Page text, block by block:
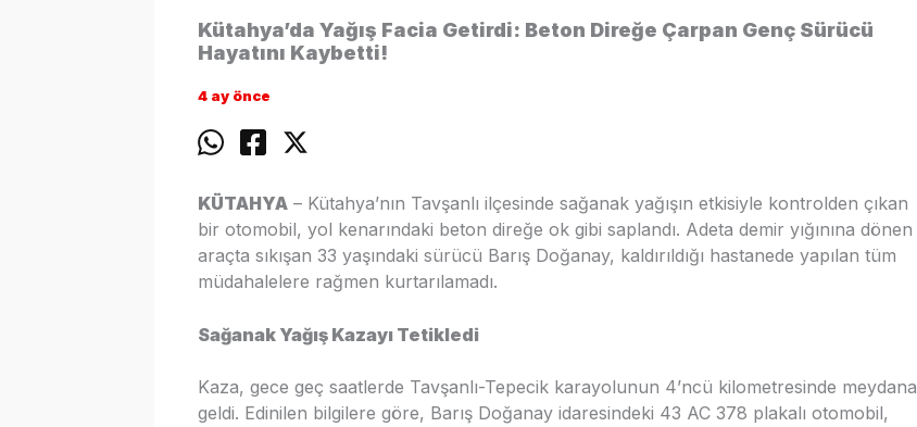
Kütahya’da Yağış Facia Getirdi: Beton Direğe Çarpan Genç Sürücü
Hayatını Kaybetti!
4 ay önce
KÜTAHYA – Kütahya’nın Tavşanlı ilçesinde sağanak yağışın etkisiyle kontrolden çıkan
bir otomobil, yol kenarındaki beton direğe ok gibi saplandı. Adeta demir yığınına dönen
araçta sıkışan 33 yaşındaki sürücü Barış Doğanay, kaldırıldığı hastanede yapılan tüm
müdahalelere rağmen kurtarılamadı.
Sağanak Yağış Kazayı Tetikledi
Kaza, gece geç saatlerde Tavşanlı-Tepecik karayolunun 4’ncü kilometresinde meydana
geldi. Edinilen bilgilere göre, Barış Doğanay idaresindeki 43 AC 378 plakalı otomobil,